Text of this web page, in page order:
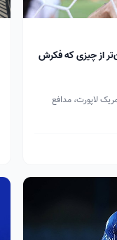
از چیزی که فکرش
برای آیمریک لاپورت، مدافع